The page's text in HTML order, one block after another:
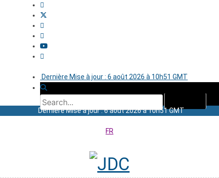
Dernière Mise à jour : 6 août 2026 à 10h51 GMT
Dernière Mise à jour : 6 août 2026 à 10h51 GMT
FR